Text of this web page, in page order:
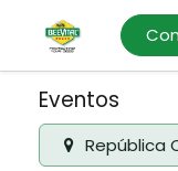
Eventos
República